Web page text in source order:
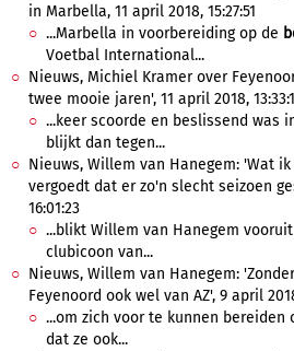
in Marbella, 11 april 2018, 15:27:51
...Marbella in voorbereiding op de
Voetbal International...
Nieuws, Michiel Kramer over
twee mooie jaren', 11 april 2018,
...keer scoorde en beslissend was
blijkt dan tegen...
Nieuws, Willem van Hanegem: 'Wat
vergoedt dat er zo'n slecht seizoen
16:01:23
...blikt Willem van Hanegem
clubicoon van...
Nieuws, Willem van Hanegem:
Feyenoord ook wel van AZ', 9 april
...om zich voor te kunnen bereiden
dat ze ook...